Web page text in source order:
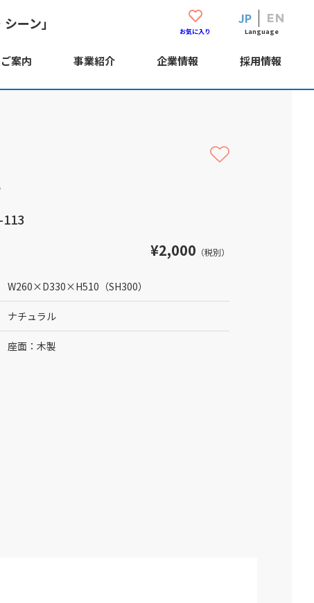
ーン」 お気に入り
EN
JP
Language
案内 事業紹介 企業情報 採用情報
¥2,000 （税別）
W260×D330×H510 （SH300）
ナチュラル
座面：木製